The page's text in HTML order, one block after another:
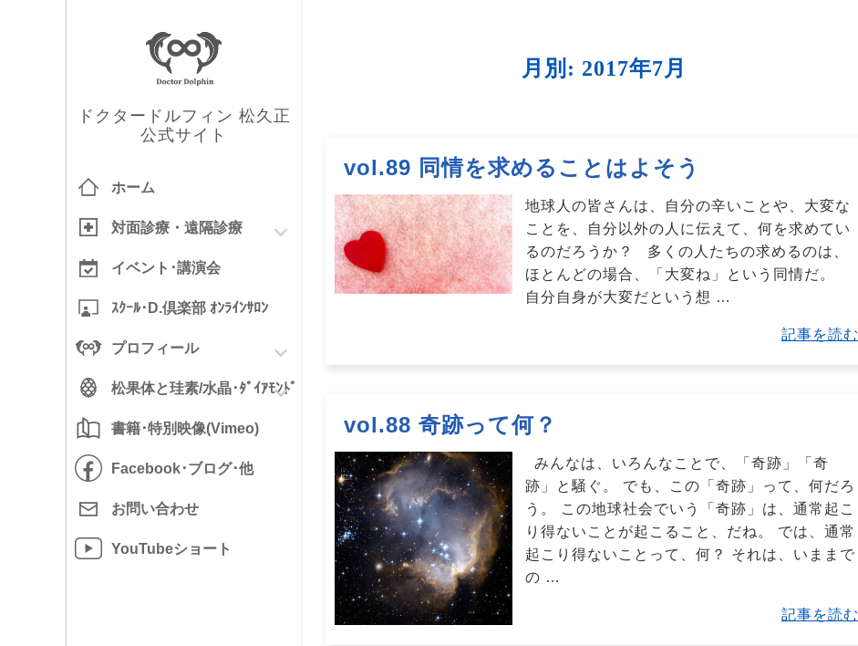
ドクタードルフィン 松久正
公式サイト
ホーム
対面診療 ・ 遠隔診療
イベント･講演会
ｽｸｰﾙ･ D.倶楽部 ｵﾝﾗｲﾝｻﾛﾝ
プロフィール
松果体と珪素/水晶･ﾀﾞｲｱﾓﾝﾄﾞ
書籍･特別映像(Vimeo)
Facebook･ブログ･他
お問い合わせ
YouTubeショート
月別: 2017年7月
vol.89 同情を求めることはよそう
地球人の皆さんは、自分の辛いことや、大変な
ことを、自分以外の人に伝えて、何を求めてい
るのだろうか？ 多くの人たちの求めるのは、
ほとんどの場合、「大変ね」という同情だ。
自分自身が大変だという想 …
記事を読む
vol.88 奇跡って何？
みんなは、いろんなことで、「奇跡」「奇
跡」と騒ぐ。 でも、この「奇跡」って、何だろ
う。 この地球社会でいう「奇跡」は、通常起こ
り得ないことが起こること、だね。 では、通常
起こり得ないことって、何？ それは、いままで
の …
記事を読む